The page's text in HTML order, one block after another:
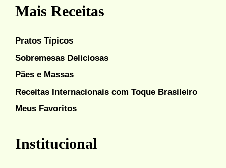
Mais Receitas
Pratos Típicos
Sobremesas Deliciosas
Pães e Massas
Receitas Internacionais com Toque Brasileiro
Meus Favoritos
Institucional